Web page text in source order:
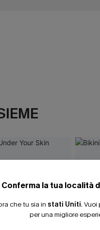
Conferma la tua località
che tu sia in stati Uniti. Vuoi
per una migliore